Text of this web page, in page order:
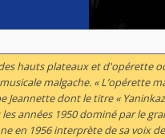
hauts plateaux et d'opérette
malgache. « L’opérette
Jeannette dont le titre «
les années 1950 dominé par le
en 1956 interprète de sa voix